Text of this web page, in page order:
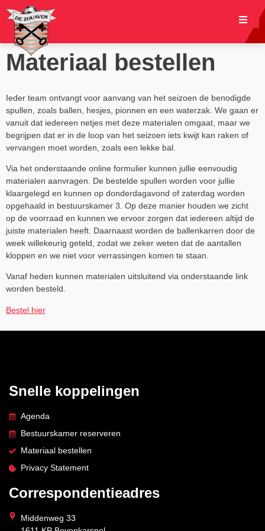
Materiaal bestellen
Ieder team ontvangt voor aanvang van het seizoen de benodigde
spullen, zoals ballen, hesjes, pionnen en een waterzak. We gaan er
vanuit dat iedereen netjes met deze materialen omgaat, maar we
begrijpen dat er in de loop van het seizoen iets kwijt kan raken of
vervangen moet worden, zoals een lekke bal.
Via het onderstaande online formulier kunnen jullie eenvoudig
materialen aanvragen. De bestelde spullen worden voor jullie
klaargelegd en kunnen op donderdagavond of zaterdag worden
opgehaald in bestuurskamer 3. Op deze manier houden we zicht
op de voorraad en kunnen we ervoor zorgen dat iedereen altijd de
juiste materialen heeft. Daarnaast worden de ballenkarren door de
week willekeurig geteld, zodat we zeker weten dat de aantallen
kloppen en we niet voor verrassingen komen te staan.
Vanaf heden kunnen materialen uitsluitend via onderstaande link
worden besteld.
Bestel hier
Snelle koppelingen
Agenda
Bestuurskamer reserveren
Materiaal bestellen
Privacy Statement
Correspondentieadres
Middenweg 33